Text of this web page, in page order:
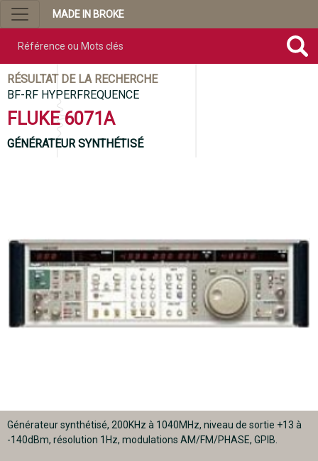
MADE IN BROKE
RÉSULTAT DE LA RECHERCHE
BF-RF HYPERFREQUENCE
FLUKE 6071A
GÉNÉRATEUR SYNTHÉTISÉ
Générateur synthétisé, 200KHz à 1040MHz, niveau de sortie +13 à
-140dBm, résolution 1Hz, modulations AM/FM/PHASE, GPIB.